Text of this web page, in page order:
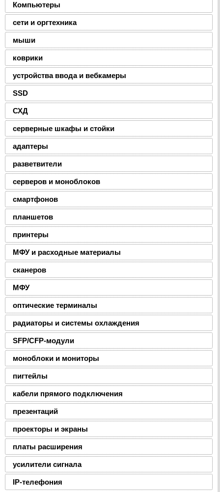
Компьютеры
сети и оргтехника
мыши
коврики
устройства ввода и вебкамеры
SSD
СХД
серверные шкафы и стойки
адаптеры
разветвители
серверов и моноблоков
смартфонов
планшетов
принтеры
МФУ и расходные материалы
сканеров
МФУ
оптические терминалы
радиаторы и системы охлаждения
SFP/CFP-модули
моноблоки и мониторы
пигтейлы
кабели прямого подключения
презентаций
проекторы и экраны
платы расширения
усилители сигнала
IP-телефония